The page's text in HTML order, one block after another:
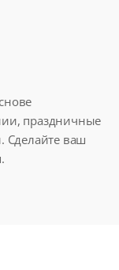
праздничные
Сделайте ваш